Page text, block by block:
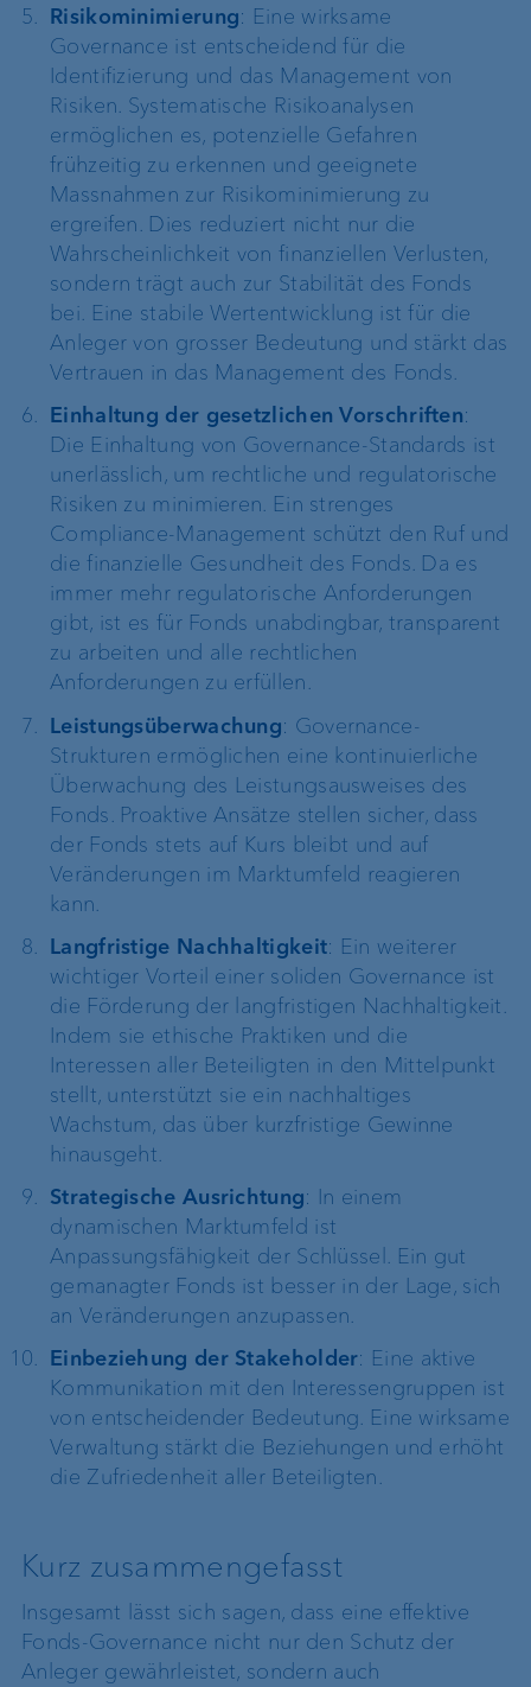
Risikominimierung: Eine wirksame
Governance ist entscheidend für die
Identifizierung und das Management von
Risiken. Systematische Risikoanalysen
ermöglichen es, potenzielle Gefahren
frühzeitig zu erkennen und geeignete
Massnahmen zur Risikominimierung zu
ergreifen. Dies reduziert nicht nur die
Wahrscheinlichkeit von finanziellen Verlusten,
sondern trägt auch zur Stabilität des Fonds
bei. Eine stabile Wertentwicklung ist für die
Anleger von grosser Bedeutung und stärkt das
Vertrauen in das Management des Fonds.
Einhaltung der gesetzlichen Vorschriften:
Die Einhaltung von Governance-Standards ist
unerlässlich, um rechtliche und regulatorische
Risiken zu minimieren. Ein strenges
Compliance-Management schützt den Ruf und
die finanzielle Gesundheit des Fonds. Da es
immer mehr regulatorische Anforderungen
gibt, ist es für Fonds unabdingbar, transparent
zu arbeiten und alle rechtlichen
Anforderungen zu erfüllen.
Leistungsüberwachung: Governance-
Strukturen ermöglichen eine kontinuierliche
Überwachung des Leistungsausweises des
Fonds. Proaktive Ansätze stellen sicher, dass
der Fonds stets auf Kurs bleibt und auf
Veränderungen im Marktumfeld reagieren
kann.
Langfristige Nachhaltigkeit: Ein weiterer
wichtiger Vorteil einer soliden Governance ist
die Förderung der langfristigen Nachhaltigkeit.
Indem sie ethische Praktiken und die
Interessen aller Beteiligten in den Mittelpunkt
stellt, unterstützt sie ein nachhaltiges
Wachstum, das über kurzfristige Gewinne
hinausgeht.
Strategische Ausrichtung: In einem
dynamischen Marktumfeld ist
Anpassungsfähigkeit der Schlüssel. Ein gut
gemanagter Fonds ist besser in der Lage, sich
an Veränderungen anzupassen.
Einbeziehung der Stakeholder: Eine aktive
Kommunikation mit den Interessengruppen ist
von entscheidender Bedeutung. Eine wirksame
Verwaltung stärkt die Beziehungen und erhöht
die Zufriedenheit aller Beteiligten.
Kurz zusammengefasst
Insgesamt lässt sich sagen, dass eine effektive
Fonds-Governance nicht nur den Schutz der
Anleger gewährleistet, sondern auch